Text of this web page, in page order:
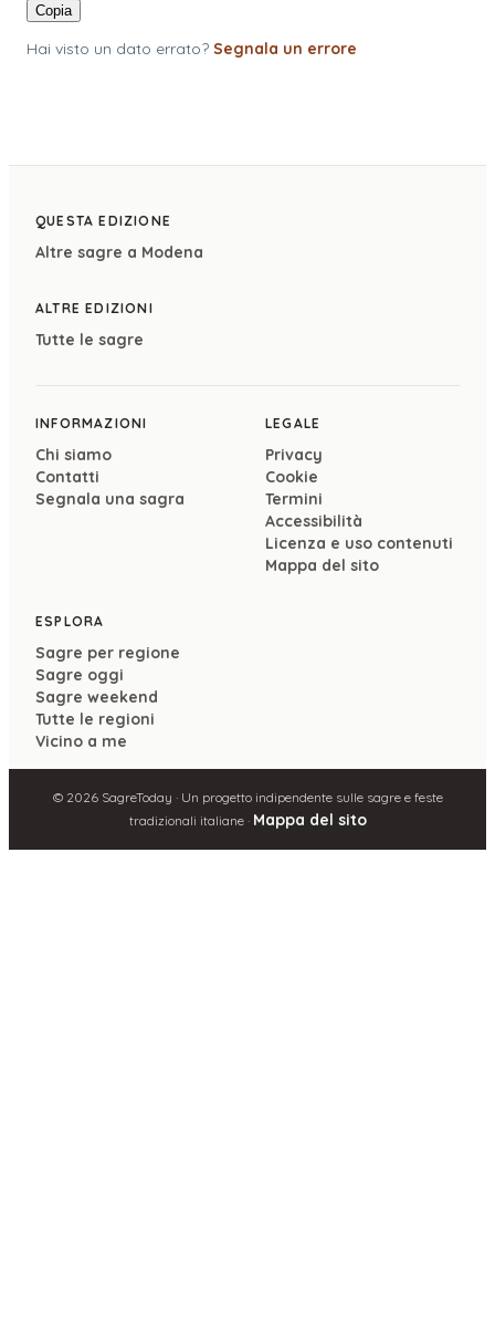
Copia
Hai visto un dato errato? Segnala un errore
QUESTA EDIZIONE
Altre sagre a Modena
ALTRE EDIZIONI
Tutte le sagre
INFORMAZIONI
Chi siamo
Contatti
Segnala una sagra
LEGALE
Privacy
Cookie
Termini
Accessibilità
Licenza e uso contenuti
Mappa del sito
ESPLORA
Sagre per regione
Sagre oggi
Sagre weekend
Tutte le regioni
Vicino a me
© 2026SagreToday · Un progetto indipendente sulle sagre e feste
tradizionali italiane · Mappa del sito